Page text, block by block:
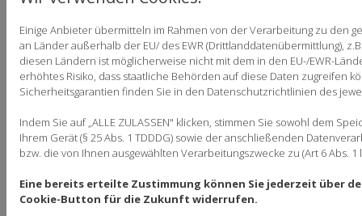
steuerrechtliche Aufbewahrungspflichten. Wenn
Sie ein berechtigtes Löschersuchen geltend
machen oder eine Einwilligung zur
Datenverarbeitung widerrufen, werden Ihre
Daten gelöscht, sofern wir keine anderen
rechtlich zulässigen Gründe für die Speicherung
Ihrer personenbezogenen Daten haben (z. B.
steuer- oder handelsrechtliche
Aufbewahrungsfristen); im letztgenannten Fall
Einige Anbieter übermitteln im Rahmen von der Verarbeitung zu den
an Länder außerhalb der EU/ des EWR (Drittlanddatenübermittlung),
diesen Ländern ist möglicherweise nicht mit dem in den EU-/EWR-
erhöhtes Risiko, dass staatliche Behörden auf diese Daten zugreifen
Sicherheitsgarantien finden Sie in den Datenschutzrichtlinien des
Indem Sie auf „ALLE ZULASSEN" klicken, stimmen Sie sowohl dem
Ihrem Gerät (§ 25 Abs. 1 TDDDG) sowie der anschließenden
bzw. die von Ihnen ausgewählten Verarbeitungszwecke zu (Art 6 Abs. 1
Eine bereits erteilte Zustimmung können Sie jederzeit über
Cookie-Button für die Zukunft widerrufen.